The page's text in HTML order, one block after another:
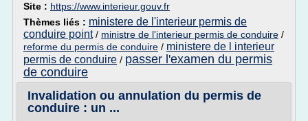
Site : https://www.interieur.gouv.fr
Thèmes liés : ministere de l'interieur permis de
conduire point/ ministre de l'interieur permis de conduire /
reforme du permis de conduire / ministere de l interieur
permis de conduire / passer l'examen du permis
de conduire
Invalidation ou annulation du permis de
conduire : un ...